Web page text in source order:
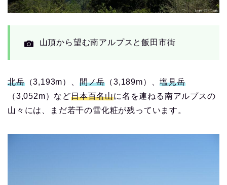
山頂から望む南アルプスと飯田市街
北岳（3,193m）、 間ノ岳 （3,189m）、塩見岳
（3,052m）など日本百名山に名を連ねる南アルプスの
山々には、まだ若干の雪化粧が残っています。